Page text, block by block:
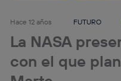
Hace 12 años FUTURO
La NASA
con el que